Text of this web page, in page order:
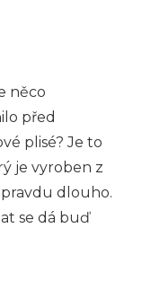
něco
před
plisé? Je to
je vyroben z
dlouho.
se dá buď